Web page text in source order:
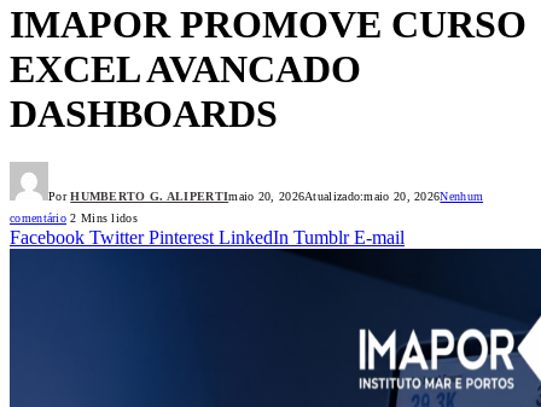
IMAPOR PROMOVE CURSO
EXCEL AVANCADO
DASHBOARDS
Por HUMBERTO G. ALIPERTImaio 20, 2026Atualizado:maio 20, 2026Nenhum
comentário 2 Mins lidos
Facebook Twitter Pinterest LinkedIn Tumblr E-mail